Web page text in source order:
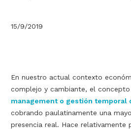
15/9/2019
En nuestro actual contexto
complejo y cambiante, el concepto
management o gestión temporal
cobrando paulatinamente una
presencia real. Hace relativamente